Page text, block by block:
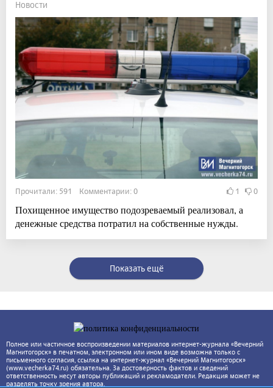
Новости
Прочитали: 591 Комментарии: 0 1 0
Похищенное имущество подозреваемый реализовал, а
денежные средства потратил на собственные нужды.
Показать ещё
Полное или частичное воспроизведении материалов интернет-журнала «Вечерний
Магнитогорск» в печатном, электронном или ином виде возможна только с
письменного согласия, ссылка на интернет-журнал «Вечерний Магнитогорск»
(www.vecherka74.ru) обязательна. За достоверность фактов и сведений
ответственность несут авторы публикаций и рекламодатели. Редакция может не
разделять точку зрения автора.